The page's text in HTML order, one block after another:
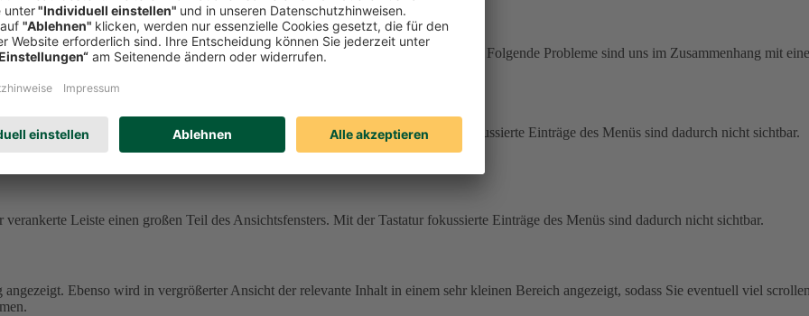
dafür Einstellungen im Browser und/oder in Ihrem Betriebssystem zur Verfügung. Folgende Probleme sind uns im Zusammenhang mit
einige Texte.
übernommen.
verankerte Leiste einen großen Teil des Ansichtsfensters. Mit der Tastatur fokussierte Einträge des Menüs sind dadurch nicht sichtbar.
Leiste einen großen Teil des Ansichtsfensters. Mit der Tastatur fokussierte Einträge des Menüs sind dadurch nicht sichtbar.
Ebenso wird in vergrößerter Ansicht der relevante Inhalt in einem sehr kleinen Bereich angezeigt, sodass Sie eventuell viel